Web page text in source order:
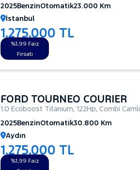
2025BenzinOtomatik23.000 Km
İstanbul
1.275.000 TL
%1,99 Faiz
Fırsatı
FORD TOURNEO COURIER
1.0 Ecoboost Titanium, 122Hp, Combi Camlı
2025BenzinOtomatik30.800 Km
Aydın
1.275.000 TL
%1,99 Faiz